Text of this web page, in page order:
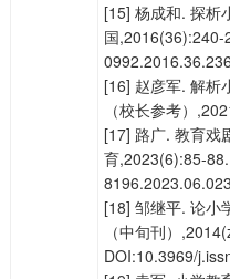
[15] 杨成和. 探析
国
[16] 赵彦军. 解析
（校长参考）
[17] 路广. 教育戏
育,2023(6):85-
[18] 邹继平. 论小
（中旬刊）
DOI:10.3969/